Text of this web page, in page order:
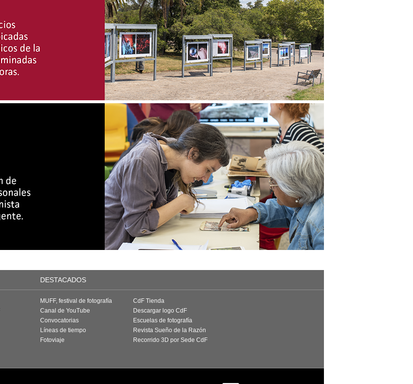
DESTACADOS
MUFF, festival de fotografía
Canal de YouTube
Convocatorias
Líneas de tiempo
Fotoviaje
CdF Tienda
Descargar logo CdF
Escuelas de fotografía
Revista Sueño de la Razón
Recorrido 3D por Sede CdF